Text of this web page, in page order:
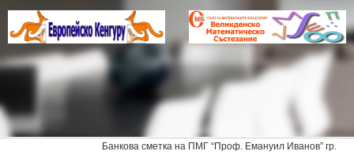
Банкова сметка на ПМГ “Проф. Емануил Иванов” гр.